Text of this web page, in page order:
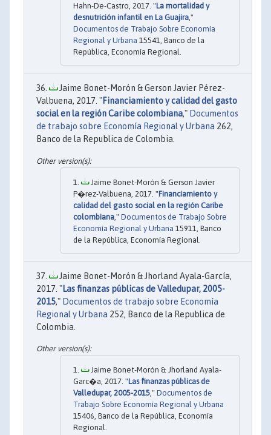
Hahn-De-Castro, 2017. "La mortalidad y
desnutrición infantil en La Guajira,"
Documentos de Trabajo Sobre Economía
Regional y Urbana 15541, Banco de la
República, Economía Regional.
Jaime Bonet-Morón & Gerson Javier Pérez-
Valbuena, 2017. "Financiamiento y calidad del gasto
social en la región Caribe colombiana," Documentos
de trabajo sobre Economía Regional y Urbana 262,
Banco de la Republica de Colombia.
Jaime Bonet-Morón & Gerson Javier
P�rez-Valbuena, 2017. "Financiamiento y
calidad del gasto social en la región Caribe
colombiana ," Documentos de Trabajo Sobre
Economía Regional y Urbana 15911, Banco
de la República, Economía Regional.
Jaime Bonet-Morón & Jhorland Ayala-García,
2017. "Las finanzas públicas de Valledupar, 2005-
2015," Documentos de trabajo sobre Economía
Regional y Urbana 252, Banco de la Republica de
Colombia.
Jaime Bonet-Morón & Jhorland Ayala-
Garc�a, 2017. "Las finanzas públicas de
Valledupar, 2005-2015," Documentos de
Trabajo Sobre Economía Regional y Urbana
15406, Banco de la República, Economía
Regional.